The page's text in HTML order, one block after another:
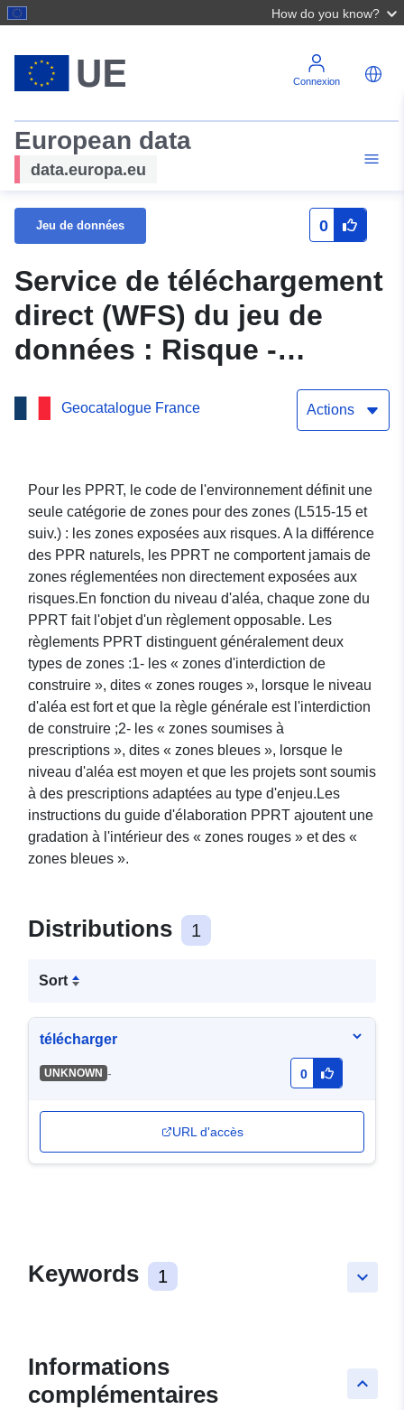
How do you know?
Connexion
European data
data.europa.eu
Jeu de données 0
Service de téléchargement
direct (WFS) du jeu de
données : Risque -
45DREAL20090007 Zone
règlementée du PPRT
commune de Blois
Geocatalogue France Actions
Pour les PPRT, le code de l'environnement définit une
seule catégorie de zones pour des zones (L515-15 et
suiv.) : les zones exposées aux risques. A la différence
des PPR naturels, les PPRT ne comportent jamais de
zones réglementées non directement exposées aux
risques.En fonction du niveau d'aléa, chaque zone du
PPRT fait l'objet d'un règlement opposable. Les
règlements PPRT distinguent généralement deux
types de zones :1- les « zones d'interdiction de
construire », dites « zones rouges », lorsque le niveau
d'aléa est fort et que la règle générale est l'interdiction
de construire ;2- les « zones soumises à
prescriptions », dites « zones bleues », lorsque le
niveau d'aléa est moyen et que les projets sont soumis
à des prescriptions adaptées au type d'enjeu.Les
instructions du guide d'élaboration PPRT ajoutent une
gradation à l'intérieur des « zones rouges » et des «
zones bleues ».
Distributions 1
Sort
télécharger
UNKNOWN - 0
URL d'accès
keyboard_arrow_down
Keywords 1
keyboard_arrow_up
Informations
complémentaires